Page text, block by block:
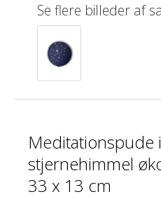
Se flere billeder af
Meditationspude
stjernehimmel
33 x 13 cm